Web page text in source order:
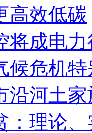
高效低碳
将成电
候危机
沿河土
：理论